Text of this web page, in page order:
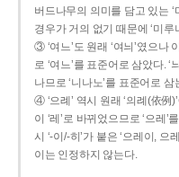
버드나무의 의미를 담고 있는 ‘
경우가 거의 없기 때문에 ‘미루
③ ‘여느’도 원래 ‘여늬’였으나
로 ‘여느’를 표준어로 삼았다. ‘
나므로 ‘니나노’를 표준어로 삼
④ ‘으례’ 역시 원래 ‘의례(依例
이 ‘레’로 바뀌었으므로 ‘으레’
시 ‘-이/-히’가 붙은 ‘으레이,
이는 인정하지 않는다.